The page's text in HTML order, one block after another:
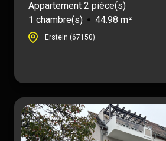
Appartement 2 pièce(s)
1 chambre(s)
44.98 m²
Erstein (67150)